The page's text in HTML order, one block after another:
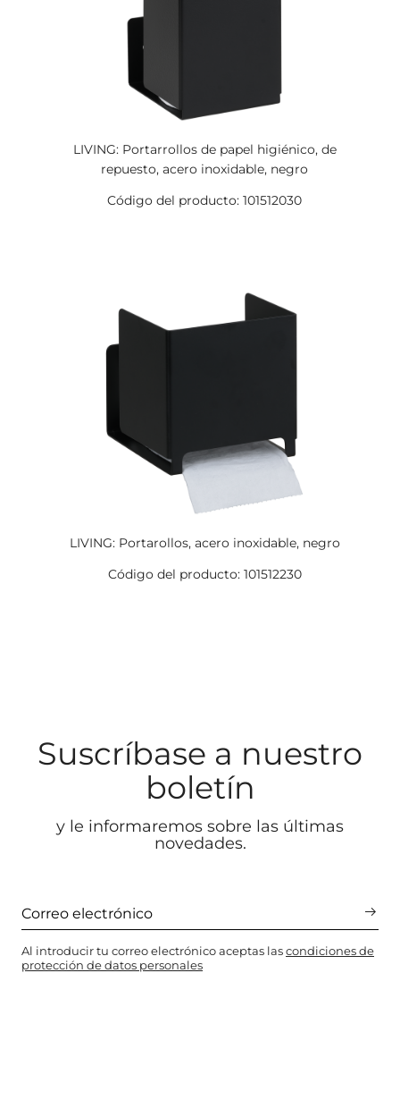
LIVING: Portarrollos de papel higiénico, de
repuesto, acero inoxidable, negro
Código del producto: 101512030
LIVING: Portarollos, acero inoxidable, negro
Código del producto: 101512230
Suscríbase a nuestro
boletín
y le informaremos sobre las últimas
novedades.
Al introducir tu correo electrónico aceptas lascondiciones de
protección de datos personales